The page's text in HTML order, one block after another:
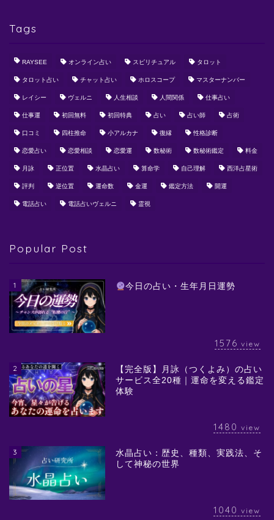
Tags
RAYSEE オンライン占い スピリチュアル タロット
タロット占い チャット占い ホロスコープ マスターナンバー
レイシー ヴェルニ 人生相談 人間関係 仕事占い
仕事運 初回無料 初回特典 占い 占い師 占術
口コミ 四柱推命 小アルカナ 復縁 性格診断
恋愛占い 恋愛相談 恋愛運 数秘術 数秘術鑑定 料金
月詠 正位置 水晶占い 算命学 自己理解 西洋占星術
評判 逆位置 運命数 金運 鑑定方法 開運
電話占い 電話占いヴェルニ 霊視
Popular Post
1 今日の占い・生年月日運勢
1576 view
2
【完全版】月詠（つくよみ）の占い
サービス全20種｜運命を変える鑑定
体験
1480 view
3
水晶占い：歴史、種類、実践法、そ
して神秘の世界
1040 view